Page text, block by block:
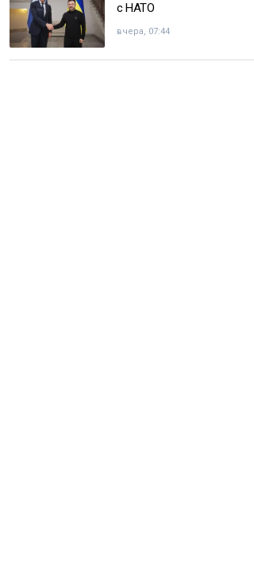
с НАТО
вчера, 07:44